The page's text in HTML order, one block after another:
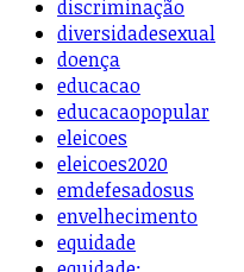
discriminação
diversidadesexual
doença
educacao
educacaopopular
eleicoes
eleicoes2020
emdefesadosus
envelhecimento
equidade